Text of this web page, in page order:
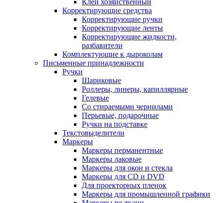
Клей хозяйственный
Корректирующие средства
Корректирующие ручки
Корректирующие ленты
Корректирующие жидкости,
разбавители
Комплектующие к дыроколам
Письменные принадлежности
Ручки
Шариковые
Роллеры, линеры, капиллярные
Гелевые
Со стираемыми чернилами
Перьевые, подарочные
Ручки на подставке
Текстовыделители
Маркеры
Маркеры перманентные
Маркеры лаковые
Маркеры для окон и стекла
Маркеры для CD и DVD
Для проекторных пленок
Маркеры для промышленной графики